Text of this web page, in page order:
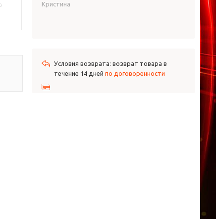
Кристина
возврат товара в
течение 14 дней по договоренности